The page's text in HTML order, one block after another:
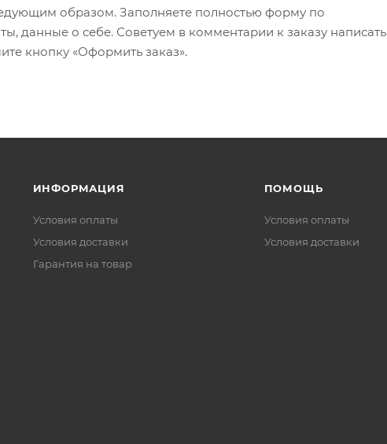
образом. Заполняете полностью форму по
данные о себе. Советуем в комментарии к заказу написать
кнопку «Оформить заказ».
ИНФОРМАЦИЯ
Условия оплаты
Условия доставки
Гарантия на товар
ПОМОЩЬ
Условия оплаты
Условия доставки